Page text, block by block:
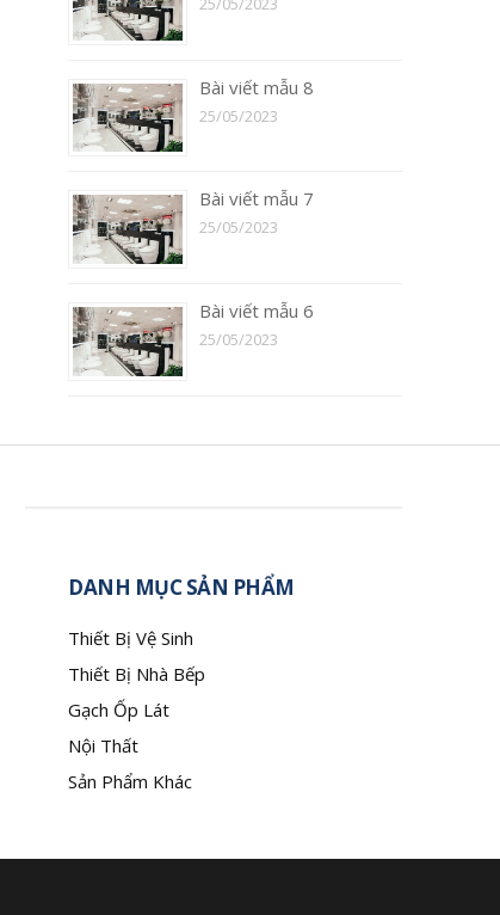
Bài viết mẫu 8
25/05/2023
Bài viết mẫu 7
25/05/2023
Bài viết mẫu 6
25/05/2023
DANH MỤC SẢN PHẨM
Thiết Bị Vệ Sinh
Thiết Bị Nhà Bếp
Gạch Ốp Lát
Nội Thất
Sản Phẩm Khác